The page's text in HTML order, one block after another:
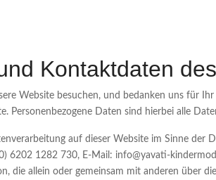
Kontaktdaten
Website besuchen, und bedanken uns für
Personenbezogene Daten sind hierbei alle
auf dieser Website im Sinne der
6202 1282 730, E-Mail: info@yavati-
die allein oder gemeinsam mit anderen über